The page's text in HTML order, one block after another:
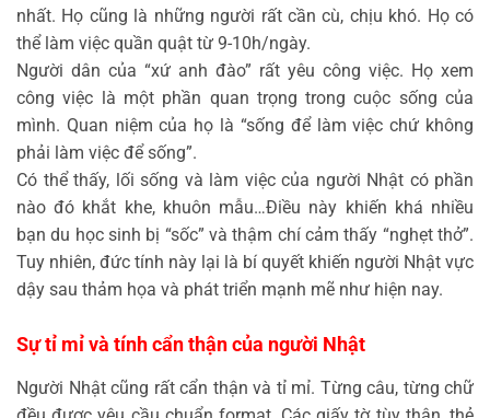
nhất. Họ cũng là những người rất cần cù, chịu khó. Họ có
thể làm việc quần quật từ 9-10h/ngày.
Người dân của “xứ anh đào” rất yêu công việc. Họ xem
công việc là một phần quan trọng trong cuộc sống của
mình. Quan niệm của họ là “sống để làm việc chứ không
phải làm việc để sống”.
Có thể thấy, lối sống và làm việc của người Nhật có phần
nào đó khắt khe, khuôn mẫu…Điều này khiến khá nhiều
bạn du học sinh bị “sốc” và thậm chí cảm thấy “nghẹt thở”.
Tuy nhiên, đức tính này lại là bí quyết khiến người Nhật vực
dậy sau thảm họa và phát triển mạnh mẽ như hiện nay.
Sự tỉ mỉ và tính cẩn thận của người Nhật
Người Nhật cũng rất cẩn thận và tỉ mỉ. Từng câu, từng chữ